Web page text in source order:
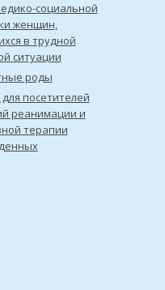
социальной
женщин,
в трудной
ситуации
роды
посетителей
реанимации и
терапии